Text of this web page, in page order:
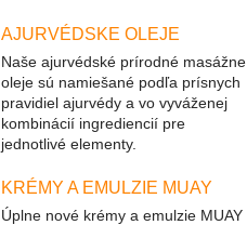
AJURVÉDSKE OLEJE
Naše ajurvédské prírodné masážne
oleje sú namiešané podľa prísnych
pravidiel ajurvédy a vo vyváženej
kombinácií ingrediencií pre
jednotlivé elementy.
KRÉMY A EMULZIE MUAY
Úplne nové krémy a emulzie MUAY